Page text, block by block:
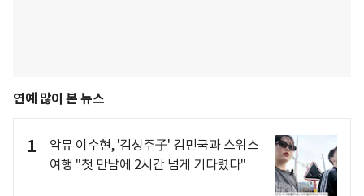
연예 많이 본 뉴스
1
악뮤 이수현, '김성주子' 김민국과 스위스
여행 "첫 만남에 2시간 넘게 기다렸다"